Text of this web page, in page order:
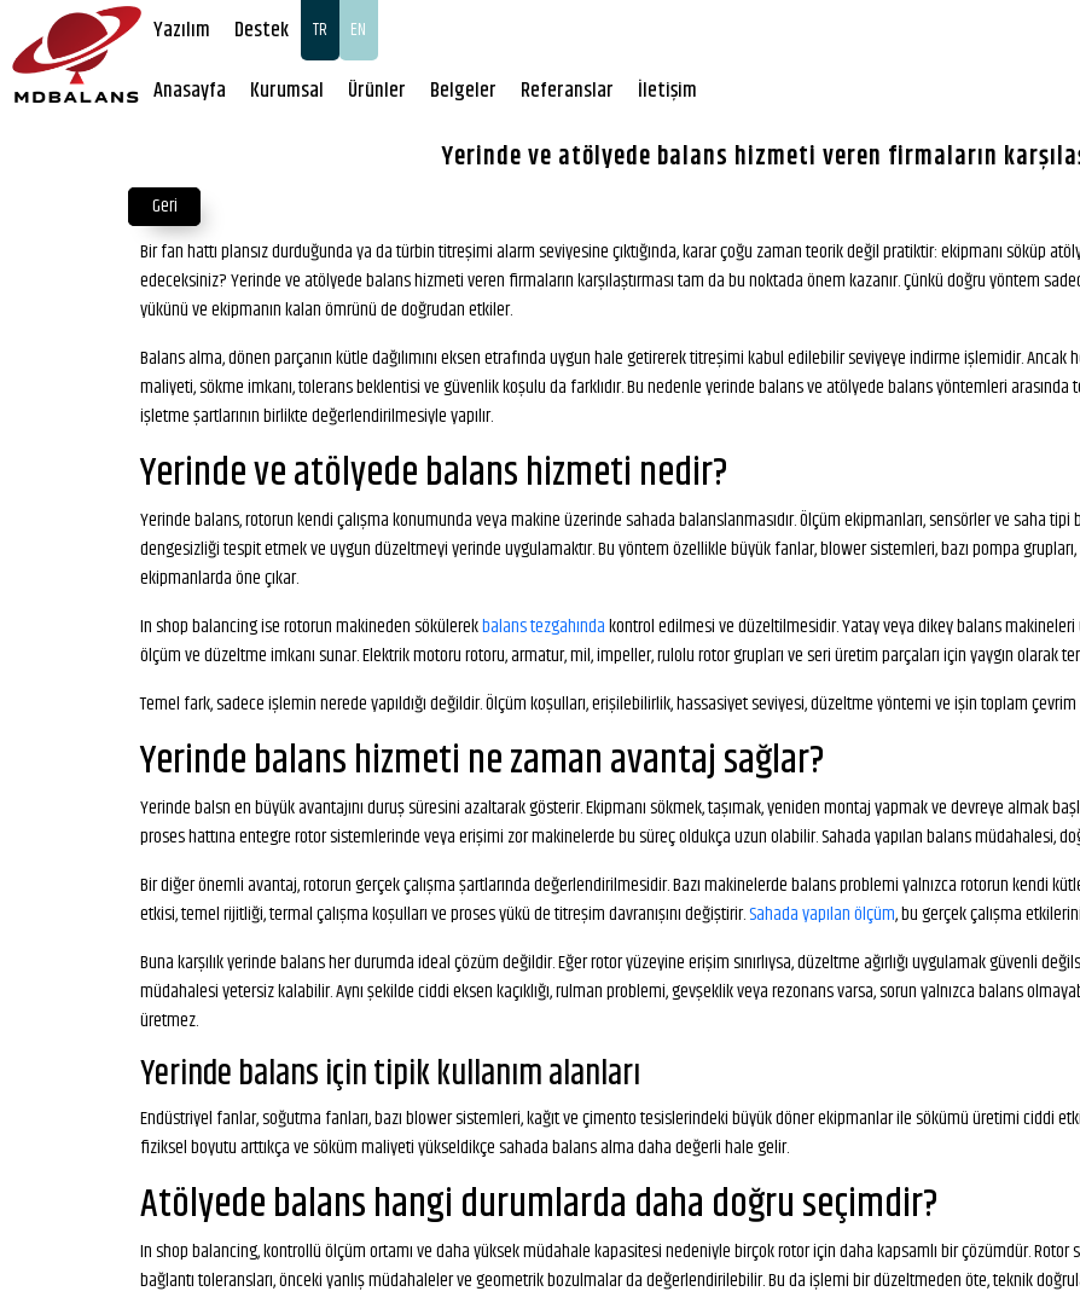
Yazılım Destek TR EN
Anasayfa Kurumsal Ürünler Belgeler Referanslar İletişim
Yerinde ve atölyede balans hizmeti veren firmaların
Geri
Bir fan hattı plansız durduğunda ya da türbin titreşimi alarm seviyesine çıktığında, karar çoğu zaman teorik değil pratiktir: ekipmanı söküp
edeceksiniz? Yerinde ve atölyede balans hizmeti veren firmaların karşılaştırması tam da bu noktada önem kazanır. Çünkü doğru yöntem
yükünü ve ekipmanın kalan ömrünü de doğrudan etkiler.
Balans alma, dönen parçanın kütle dağılımını eksen etrafında uygun hale getirerek titreşimi kabul edilebilir seviyeye indirme işlemidir. Ancak
maliyeti, sökme imkanı, tolerans beklentisi ve güvenlik koşulu da farklıdır. Bu nedenle yerinde balans ve atölyede balans yöntemleri
işletme şartlarının birlikte değerlendirilmesiyle yapılır.
Yerinde ve atölyede balans hizmeti nedir?
Yerinde balans, rotorun kendi çalışma konumunda veya makine üzerinde sahada balanslanmasıdır. Ölçüm ekipmanları, sensörler ve saha tipi
dengesizliği tespit etmek ve uygun düzeltmeyi yerinde uygulamaktır. Bu yöntem özellikle büyük fanlar, blower sistemleri, bazı pompa
ekipmanlarda öne çıkar.
In shop balancing ise rotorun makineden sökülerekbalans tezgahındakontrol edilmesi ve düzeltilmesidir. Yatay veya dikey balans
ölçüm ve düzeltme imkanı sunar. Elektrik motoru rotoru, armatur, mil, impeller, rulolu rotor grupları ve seri üretim parçaları için yaygın olarak
Temel fark, sadece işlemin nerede yapıldığı değildir. Ölçüm koşulları, erişilebilirlik, hassasiyet seviyesi, düzeltme yöntemi ve işin toplam çevrim
Yerinde balans hizmeti ne zaman avantaj sağlar?
Yerinde balsn en büyük avantajını duruş süresini azaltarak gösterir. Ekipmanı sökmek, taşımak, yeniden montaj yapmak ve devreye almak
proses hattına entegre rotor sistemlerinde veya erişimi zor makinelerde bu süreç oldukça uzun olabilir. Sahada yapılan balans müdahalesi,
Bir diğer önemli avantaj, rotorun gerçek çalışma şartlarında değerlendirilmesidir. Bazı makinelerde balans problemi yalnızca rotorun kendi
etkisi, temel rijitliği, termal çalışma koşulları ve proses yükü de titreşim davranışını değiştirir.Sahada yapılan ölçüm, bu gerçek çalışma
Buna karşılık yerinde balans her durumda ideal çözüm değildir. Eğer rotor yüzeyine erişim sınırlıysa, düzeltme ağırlığı uygulamak güvenli
müdahalesi yetersiz kalabilir. Aynı şekilde ciddi eksen kaçıklığı, rulman problemi, gevşeklik veya rezonans varsa, sorun yalnızca balans
üretmez.
Yerinde balans için tipik kullanım alanları
Endüstriyel fanlar, soğutma fanları, bazı blower sistemleri, kağıt ve çimento tesislerindeki büyük döner ekipmanlar ile sökümü üretimi ciddi
fiziksel boyutu arttıkça ve söküm maliyeti yükseldikçe sahada balans alma daha değerli hale gelir.
Atölyede balans hangi durumlarda daha doğru seçimdir?
In shop balancing, kontrollü ölçüm ortamı ve daha yüksek müdahale kapasitesi nedeniyle birçok rotor için daha kapsamlı bir çözümdür. Rotor
bağlantı toleransları, önceki yanlış müdahaleler ve geometrik bozulmalar da değerlendirilebilir. Bu da işlemi bir düzeltmeden öte, teknik